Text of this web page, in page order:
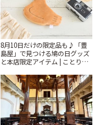
8月10日だけの限定品も♪「豊
島屋」で見つける鳩の日グッズ
と本店限定アイテム | ことりっ